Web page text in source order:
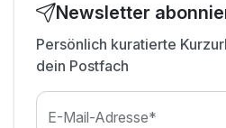
Newsletter
Persönlich kuratierte
dein Postfach
E-Mail-Adresse*